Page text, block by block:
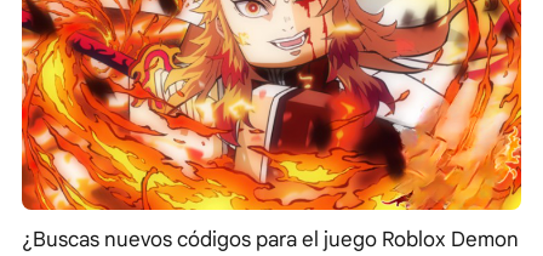
¿Buscas nuevos códigos para el juego Roblox Demon